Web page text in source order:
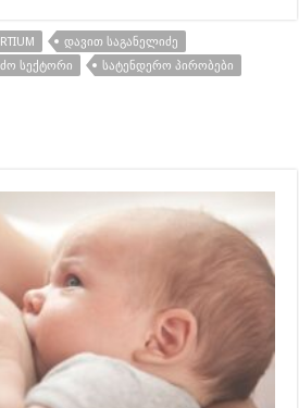
ᲓᲐᲕᲘᲗ ᲡᲐᲒᲐᲜᲔᲚᲘᲫᲔ
ᲡᲔᲥᲢᲝᲠᲘ
ᲡᲐᲢᲔᲜᲓᲔᲠᲝ ᲞᲘᲠᲝᲑᲔᲑᲘ